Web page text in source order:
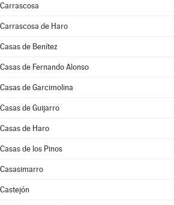
Carrascosa
Carrascosa de Haro
Casas de Benítez
Casas de Fernando Alonso
Casas de Garcimolina
Casas de Guijarro
Casas de Haro
Casas de los Pinos
Casasimarro
Castejón